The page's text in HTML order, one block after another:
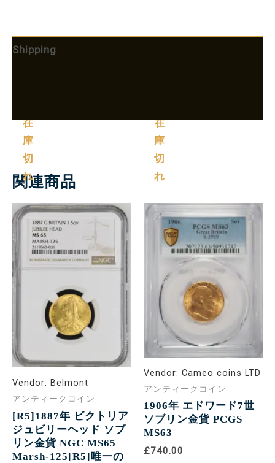
Shipping
関連商品
在
庫
切
れ
Vendor: Belmont
アンティークコイン
[R5]1887年 ビクトリア
ジュビリーヘッド ソブ
リン金貨 NGC MS65
Marsh-125[R5]唯一の
在
庫
切
れ
Vendor: Cameo coins LTD
アンティークコイン
1906年 エドワード7世
ソブリン金貨 PCGS
MS63
£740.00